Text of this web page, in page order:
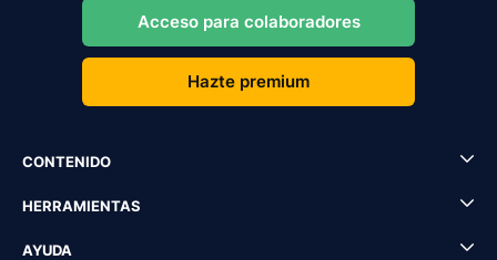
Acceso para colaboradores
Hazte premium
CONTENIDO
HERRAMIENTAS
AYUDA